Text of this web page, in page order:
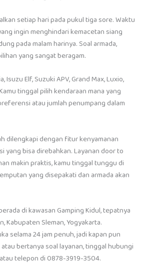
setiap hari pada pukul tiga sore. Waktu
ingin menghindari kemacetan siang
pada malam harinya. Soal armada,
yang sangat beragam.
Isuzu Elf, Suzuki APV, Grand Max, Luxio,
tinggal pilih kendaraan mana yang
atau jumlah penumpang dalam
dilengkapi dengan fitur kenyamanan
yang bisa direbahkan. Layanan door to
makin praktis, kamu tinggal tunggu di
yang disepakati dan armada akan
di kawasan Gamping Kidul, tepatnya
Kabupaten Sleman, Yogyakarta.
selama 24 jam penuh, jadi kapan pun
bertanya soal layanan, tinggal hubungi
telepon di 0878-3919-3504.